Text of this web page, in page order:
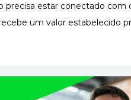
precisa estar conectado com
um valor estabelecido